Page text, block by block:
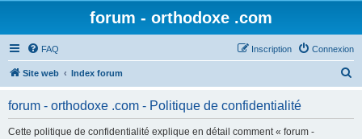
forum - orthodoxe .com
FAQ Connexion
Inscription
Site web Index forum
forum - orthodoxe .com - Politique de confidentialité
Cette politique de confidentialité explique en détail comment « forum -